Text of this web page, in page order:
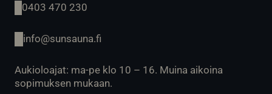
0403 470 230
info@sunsauna.fi
Aukioloajat: ma-pe klo 10 – 16. Muina aikoina
sopimuksen mukaan.